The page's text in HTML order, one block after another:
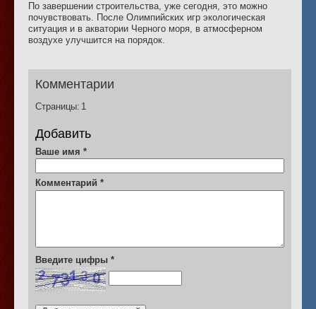
По завершении строительства, уже сегодня, это можно
почувствовать. После Олимпийских игр экологическая
ситуация и в акватории Черного моря, в атмосферном
воздухе улучшится на порядок.
Комментарии
Страницы: 1
Добавить
Ваше имя *
Комментарий *
Введите цифры *